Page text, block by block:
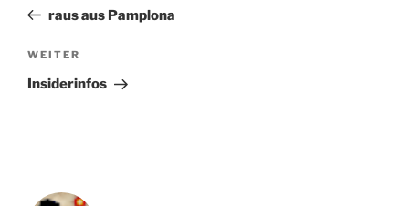
Beitrag
raus aus Pamplona
Nächster
Beitrag
WEITER
Insiderinfos